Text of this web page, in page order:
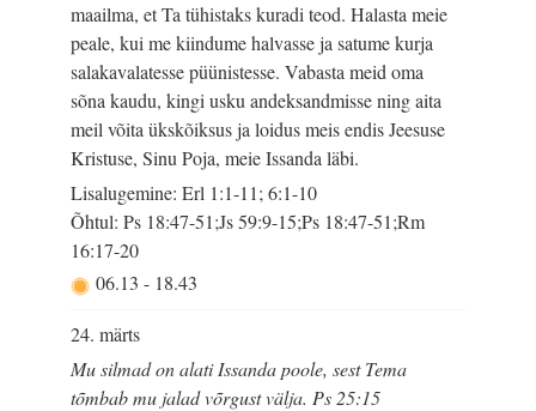
maailma, et Ta tühistaks kuradi teod. Halasta meie
peale, kui me kiindume halvasse ja satume kurja
salakavalatesse püünistesse. Vabasta meid oma
sõna kaudu, kingi usku andeksandmisse ning aita
meil võita ükskõiksus ja loidus meis endis Jeesuse
Kristuse, Sinu Poja, meie Issanda läbi.
Lisalugemine: Erl 1:1-11; 6:1-10
Õhtul: Ps 18:47-51;Js 59:9-15;Ps 18:47-51;Rm
16:17-20
06.13- 18.43
24. märts
Mu silmad on alati Issanda poole, sest Tema
tõmbab mu jalad võrgust välja. Ps 25:15